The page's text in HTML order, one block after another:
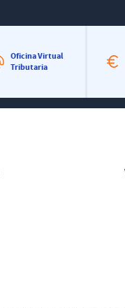
Oficina Virtual
Tributaria